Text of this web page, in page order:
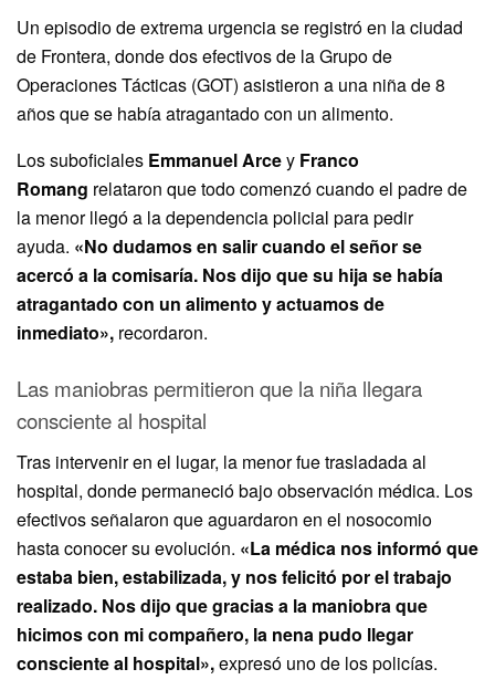
Un episodio de extrema urgencia se registró en la ciudad
de Frontera, donde dos efectivos de la Grupo de
Operaciones Tácticas (GOT) asistieron a una niña de 8
años que se había atragantado con un alimento.
Los suboficiales Emmanuel Arcey Franco
Romang relataron que todo comenzó cuando el padre de
la menor llegó a la dependencia policial para pedir
ayuda. «No dudamos en salir cuando el señor se
acercó a la comisaría. Nos dijo que su hija se había
atragantado con un alimento y actuamos de
inmediato», recordaron.
Las maniobras permitieron que la niña llegara
consciente al hospital
Tras intervenir en el lugar, la menor fue trasladada al
hospital, donde permaneció bajo observación médica. Los
efectivos señalaron que aguardaron en el nosocomio
hasta conocer su evolución. «La médica nos informó que
estaba bien, estabilizada, y nos felicitó por el trabajo
realizado. Nos dijo que gracias a la maniobra que
hicimos con mi compañero, la nena pudo llegar
consciente al hospital»,expresó uno de los policías.